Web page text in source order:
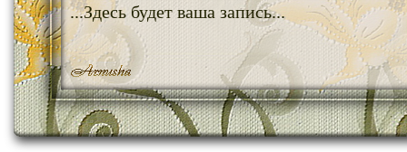
...Здесь будет ваша запись...